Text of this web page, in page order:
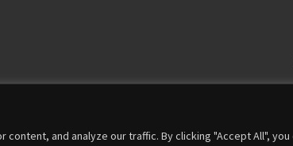
and analyze our traffic. By clicking "Accept All",